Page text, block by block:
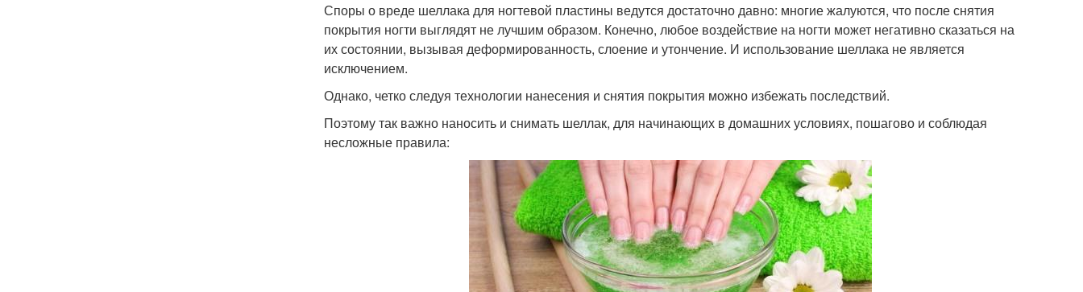
Споры о вреде шеллака для ногтевой пластины ведутся достаточно давно: многие жалуются, что после снятия
покрытия ногти выглядят не лучшим образом. Конечно, любое воздействие на ногти может негативно сказаться на
их состоянии, вызывая деформированность, слоение и утончение. И использование шеллака не является
исключением.
Однако, четко следуя технологии нанесения и снятия покрытия можно избежать последствий.
Поэтому так важно наносить и снимать шеллак, для начинающих в домашних условиях, пошагово и соблюдая
несложные правила: